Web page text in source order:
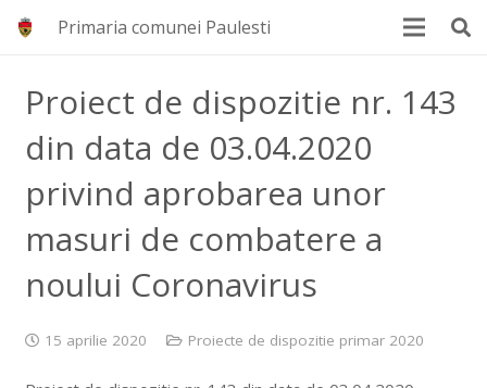
Primaria comunei Paulesti
Proiect de dispozitie nr. 143
din data de 03.04.2020
privind aprobarea unor
masuri de combatere a
noului Coronavirus
15 aprilie 2020 Proiecte de dispozitie primar 2020